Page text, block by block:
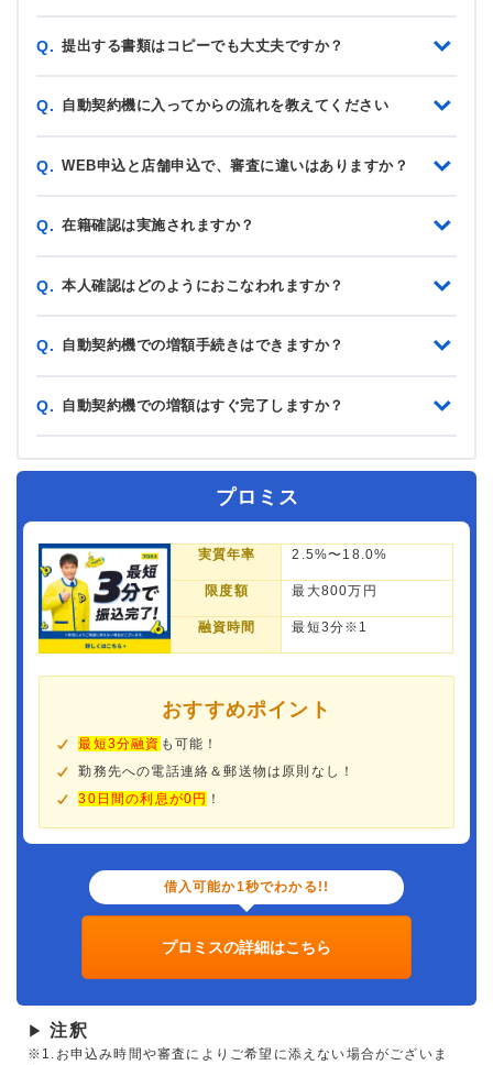
Q. 提出する書類はコピーでも大丈夫ですか？
Q. 自動契約機に入ってからの流れを教えてください
Q. WEB申込と店舗申込で、審査に違いはありますか？
Q. 在籍確認は実施されますか？
Q. 本人確認はどのようにおこなわれますか？
Q. 自動契約機での増額手続きはできますか？
Q. 自動契約機での増額はすぐ完了しますか？
プロミス
実質年率 2.5%〜18.0%
限度額 最大800万円
融資時間 最短3分※1
おすすめポイント
最短3分融資 も可能！
勤務先への電話連絡＆郵送物は原則なし！
30日間の利息が0円 ！
借入可能か1秒でわかる!!
プロミスの詳細はこちら
▶ 注釈
※1.お申込み時間や審査によりご希望に添えない場合がございま